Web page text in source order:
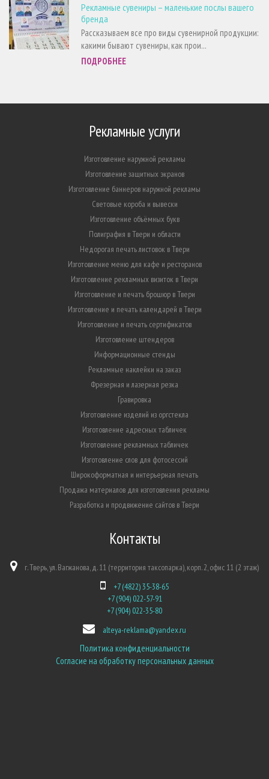
Рекламные сувениры – маленькие послы вашего
бренда
Рассказываем все про виды сувенирной продукции:
какими бывают сувениры, как прои...
ПОДРОБНЕЕ
Рекламные услуги
Изготовление наружной рекламы
Изготовление защитных экранов
Изготовление баннеров наружной рекламы
Световые короба и вывески
Изготовление объёмных букв
Полиграфия в Твери и области
Недорогая печать листовок в Твери
Изготовление меню для кафе и ресторанов
Изготовление рекламных визиток в Твери
Изготовление и печать брошюр в Твери
Изготовление и печать календарей в Твери
Изготовление и печать сертификатов
Изготовление штендеров
Информационные стенды
Рекламные наклейки на заказ
Фрезерная и лазерная резка
Гравировка
Изготовление изделий из оргстекла
Изготовление адресных табличек
Изготовление рекламных табличек
Изготовление слов для фотосессий
Широкоформатная и интерьерная печать
Продажа материалов для изготовления рекламы
Разработка и продвижение сайтов в Твери
Контакты
г. Тверь, ул. Вагжанова, д. 11 (территория таксопарка), корп. 2, офис 11 (2 этаж)
+7 (4822) 35-38-65
+7 (904) 022-57-91
+7 (904) 022-35-80
alteya-reklama@yandex.ru
Политика конфиденциальности
Согласие на обработку персональных данных